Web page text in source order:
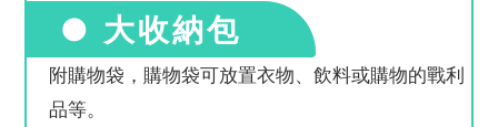
● 大收納包
附購物袋，購物袋可放置衣物、飲料或購物的戰利
品等。